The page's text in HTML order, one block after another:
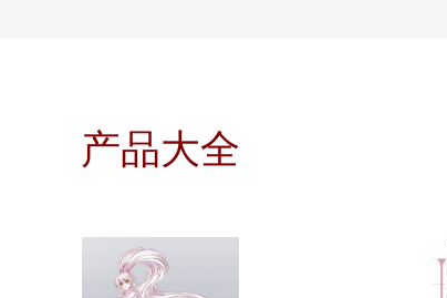
产品大全